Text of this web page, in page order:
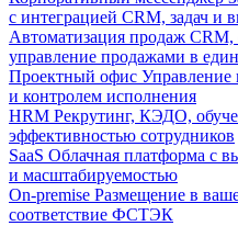
с интеграцией CRM, задач и
Автоматизация продаж CRM,
управление продажами в
Проектный офис Управление
и контролем исполнения
HRM Рекрутинг, КЭДО,
эффективностью сотрудников
SaaS Облачная платформа с
и масштабируемостью
On-premise Размещение в
соответствие ФСТЭК